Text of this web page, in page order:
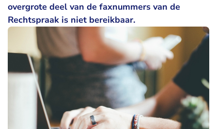
overgrote deel van de faxnummers van de
Rechtspraak is niet bereikbaar.